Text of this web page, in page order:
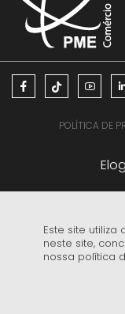
Este site utiliza
neste site,
nossa política
POLÍTICA DE
EDITAL PROTEÇÃO